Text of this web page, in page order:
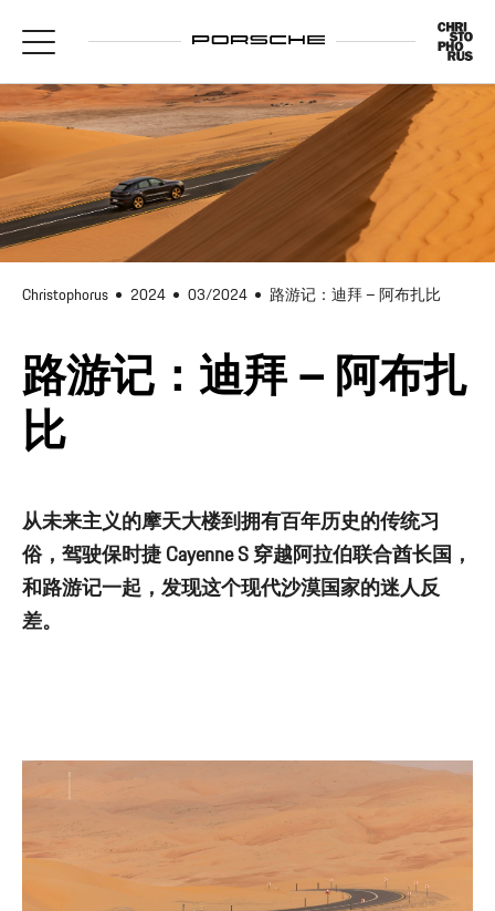
Christophorus 2024 03/2024 路游记：迪拜 – 阿布扎比
路游记：迪拜 – 阿布扎
比
从未来主义的摩天大楼到拥有百年历史的传统习
俗，驾驶保时捷 Cayenne S 穿越阿拉伯联合酋长国，
和路游记一起，发现这个现代沙漠国家的迷人反
差。